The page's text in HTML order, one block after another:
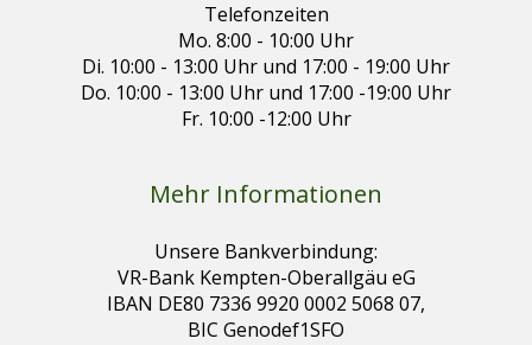
Telefonzeiten
Mo. 8:00 - 10:00 Uhr
Di. 10:00 - 13:00 Uhr und 17:00 - 19:00 Uhr
Do. 10:00 - 13:00 Uhr und 17:00 -19:00 Uhr
Fr. 10:00 -12:00 Uhr
Mehr Informationen
Unsere Bankverbindung:
VR-Bank Kempten-Oberallgäu eG
IBAN DE80 7336 9920 0002 5068 07,
BIC Genodef1SFO